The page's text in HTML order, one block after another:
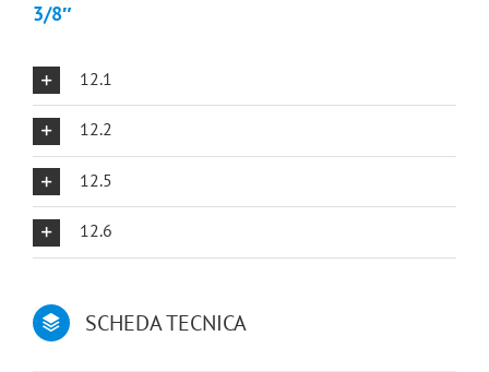
3/8″
12.1
12.2
12.5
12.6
SCHEDA TECNICA